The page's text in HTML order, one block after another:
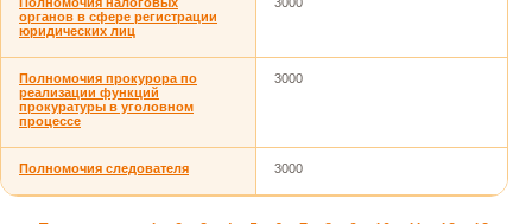
органов в сфере регистрации
юридических лиц
Полномочия прокурора по
реализации функций
прокуратуры в уголовном
процессе
3000
Полномочия следователя 3000